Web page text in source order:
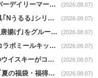
関西フードマーケットnews｜関西スーパーデイリーマート蒲生店8/7改装 (2026.08.07)
ニトリnews｜肌ざわりを追求した新寝具｢Nうるる｣シリーズを発売 (2026.08.07)
U.S.M.Hnews｜ ｢４種だしの国産むね塩唐揚げ｣をグループ610店で共同販促 (2026.08.07)
オイシックスnews｜スノーピークとのコラボミールキット8/13発売 (2026.08.07)
OICグループnews｜グループ酒造会社のウイスキーがコンペティション受賞 (2026.08.07)
PLANTnews｜お盆向けごちそう商品と｢夏の福袋・福得カート｣8/8から開催 (2026.08.07)